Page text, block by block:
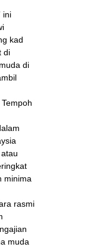
ini
kad
di
di
minima
rasmi
muda